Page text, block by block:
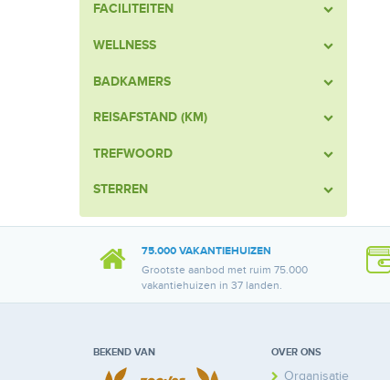
FACILITEITEN
WELLNESS
BADKAMERS
REISAFSTAND (KM)
TREFWOORD
STERREN
75.000 VAKANTIEHUIZEN
Grootste aanbod met ruim 75.000
vakantiehuizen in 37 landen.
BEKEND VAN OVER ONS
Organisatie